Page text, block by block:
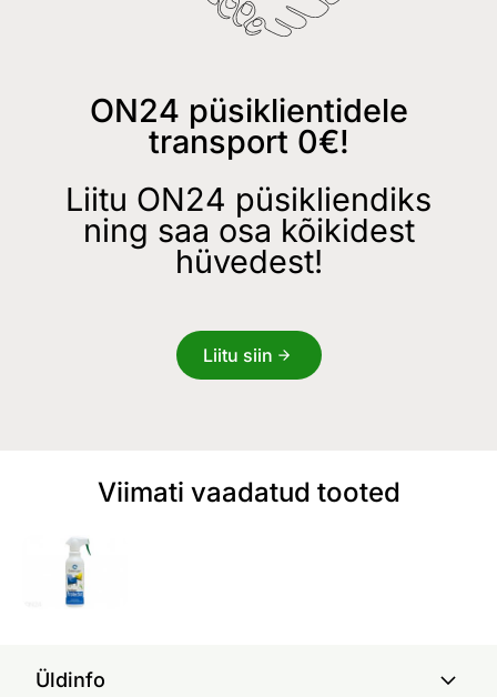
ON24 püsiklientidele
transport 0€!
Liitu ON24 püsikliendiks
ning saa osa kõikidest
hüvedest!
Liitu siin
Viimati vaadatud tooted
Üldinfo